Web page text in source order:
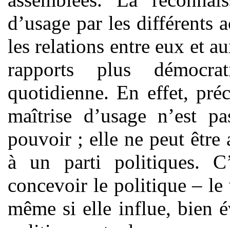
d’usage par les différents
les relations entre eux et
rapports plus
quotidienne. En effet,
maîtrise d’usage n’est
pouvoir ; elle ne peut être
à un parti politiques.
concevoir le politique – le
même si elle influe, bien